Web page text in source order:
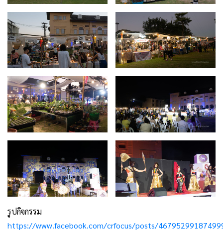
รูปกิจกรรม
https://www.facebook.com/crfocus/posts/